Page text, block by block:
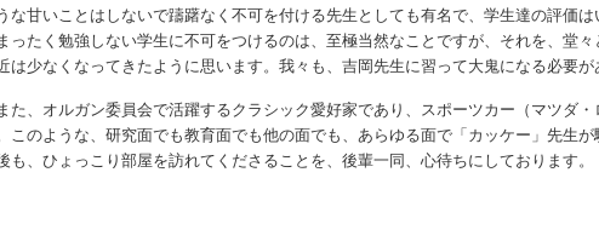
な甘いことはしないで躊躇なく不可を付ける先生としても有名で、学生達の評価
ったく勉強しない学生に不可をつけるのは、至極当然なことですが、それを、堂
は少なくなってきたように思います。我々も、吉岡先生に習って大鬼になる必要が
た、オルガン委員会で活躍するクラシック愛好家であり、スポーツカー（マツダ
このような、研究面でも教育面でも他の面でも、あらゆる面で「カッケー」先生
も、ひょっこり部屋を訪れてくださることを、後輩一同、心待ちにしております。